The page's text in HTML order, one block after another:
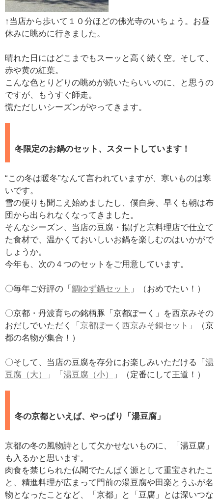
↑当店から歩いて１０分ほどの佛光寺のいちょう。お昼
休みに眺めに行きました。
晴れた日にはどこまでもスーッと高く続く空。そして、
赤や黄の紅葉。
こんな色とりどりの眺めが続いたらいいのに、と思うの
ですが、もうすぐ師走。
慌ただしいシーズンがやってきます。
冬限定のお鍋のセット、スタートしています！
“この冬は暖冬”なんて言われていますが、寒いものは寒
いです。
雪の便りも聞こえ始めましたし、僕自身、早くも朝は布
団から出られなくなってきました。
そんなシーズン、当店の豆腐・揚げと京料理店で仕立て
た食材で、温かくておいしいお鍋を楽しむのはいかがで
しょうか。
今年も、次の４つのセットをご用意しています。
〇毎年ご好評の「 鯛ゆず鍋セット 」（おめでたい！）
〇京都・丹波育ちの銘柄豚「京都ぽーく」を西京みその
おだしでいただく「 京都ぽーく西京みそ鍋セット 」（京
都の名物が集合！）
〇そして、当店の豆腐を存分にお楽しみいただける「 湯
豆腐（大）
」「 湯豆腐（小） 」（定番にして王道！）
冬の京都といえば、やっぱり「湯豆腐」
京都の冬の風物詩として欠かせないものに、「湯豆腐」
も入るかと思います。
肉食を禁じられた仏閣でたんぱく源として重宝されたこ
と、精進料理が広まって門前の湯豆腐や田楽とうふが名
物となったことなど、「京都」と「豆腐」とは深いつな